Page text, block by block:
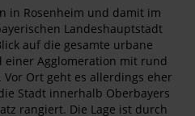
in Rosenheim und damit im
Landeshauptstadt
auf die gesamte urbane
einer Agglomeration mit rund
Ort geht es allerdings eher
Stadt innerhalb Oberbayers
rangiert. Die Lage ist durch